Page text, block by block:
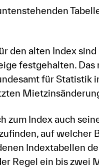
den alten Index
festgehalten. Das
für Statistik
zum Index auch
auf welcher
Indextabellen
Regel ein bis zwei